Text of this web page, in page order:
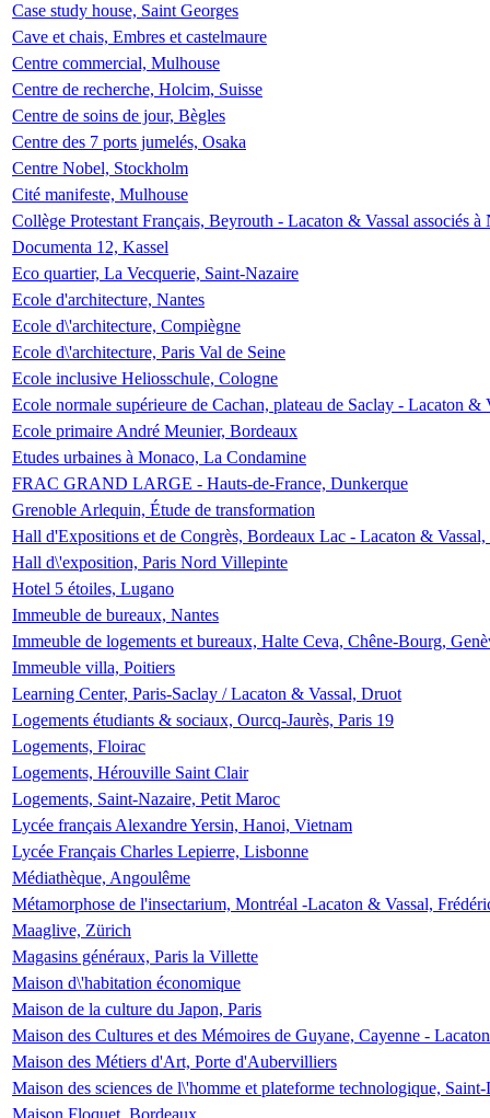
Case study house, Saint Georges
Cave et chais, Embres et castelmaure
Centre commercial, Mulhouse
Centre de recherche, Holcim, Suisse
Centre de soins de jour, Bègles
Centre des 7 ports jumelés, Osaka
Centre Nobel, Stockholm
Cité manifeste, Mulhouse
Collège Protestant Français, Beyrouth - Lacaton & Vassal associés
Documenta 12, Kassel
Eco quartier, La Vecquerie, Saint-Nazaire
Ecole d'architecture, Nantes
Ecole d\'architecture, Compiègne
Ecole d\'architecture, Paris Val de Seine
Ecole inclusive Heliosschule, Cologne
Ecole normale supérieure de Cachan, plateau de Saclay - Lacaton &
Ecole primaire André Meunier, Bordeaux
Etudes urbaines à Monaco, La Condamine
FRAC GRAND LARGE - Hauts-de-France, Dunkerque
Grenoble Arlequin, Étude de transformation
Hall d'Expositions et de Congrès, Bordeaux Lac - Lacaton &
Hall d\'exposition, Paris Nord Villepinte
Hotel 5 étoiles, Lugano
Immeuble de bureaux, Nantes
Immeuble de logements et bureaux, Halte Ceva, Chêne-Bourg,
Immeuble villa, Poitiers
Learning Center, Paris-Saclay / Lacaton & Vassal, Druot
Logements étudiants & sociaux, Ourcq-Jaurès, Paris 19
Logements, Floirac
Logements, Hérouville Saint Clair
Logements, Saint-Nazaire, Petit Maroc
Lycée français Alexandre Yersin, Hanoi, Vietnam
Lycée Français Charles Lepierre, Lisbonne
Médiathèque, Angoulême
Métamorphose de l'insectarium, Montréal -Lacaton & Vassal,
Maaglive, Zürich
Magasins généraux, Paris la Villette
Maison d\'habitation économique
Maison de la culture du Japon, Paris
Maison des Cultures et des Mémoires de Guyane, Cayenne -
Maison des Métiers d'Art, Porte d'Aubervilliers
Maison des sciences de l\'homme et plateforme technologique,
Maison Floquet, Bordeaux